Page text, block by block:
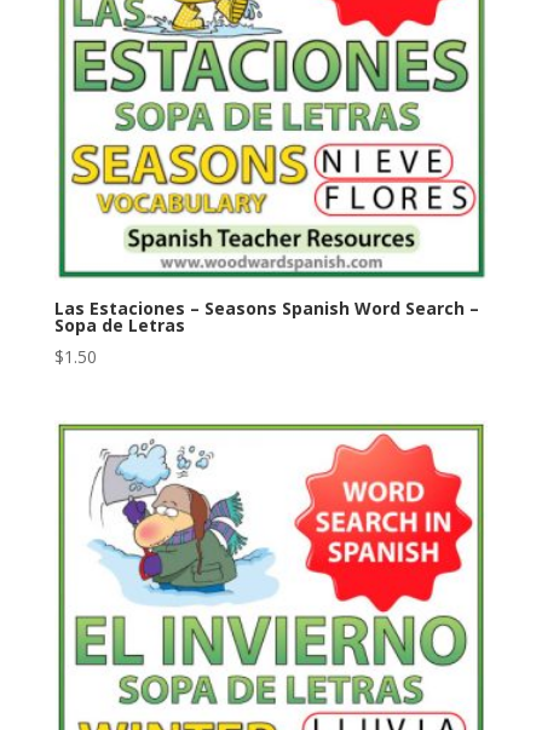
Las Estaciones – Seasons Spanish Word Search –
Sopa de Letras
$1.50